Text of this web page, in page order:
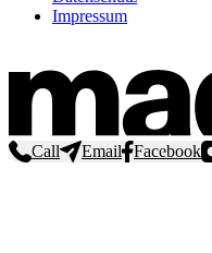
Impressum
Call Email Facebook